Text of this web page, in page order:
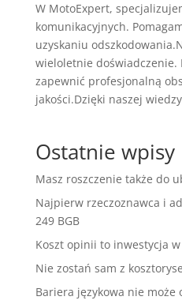
W MotoExpert,
komunikacyjnych.
uzyskaniu
wieloletnie doświadczenie.
zapewnić profesjonalną
jakości.Dzięki naszej
Ostatnie wpisy
Masz roszczenie także do
Najpierw rzeczoznawca i
249 BGB
Koszt opinii to inwestycja
Nie zostań sam z
Bariera językowa nie może